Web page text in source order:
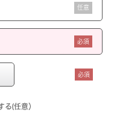
任意
必須
必須
る(任意）